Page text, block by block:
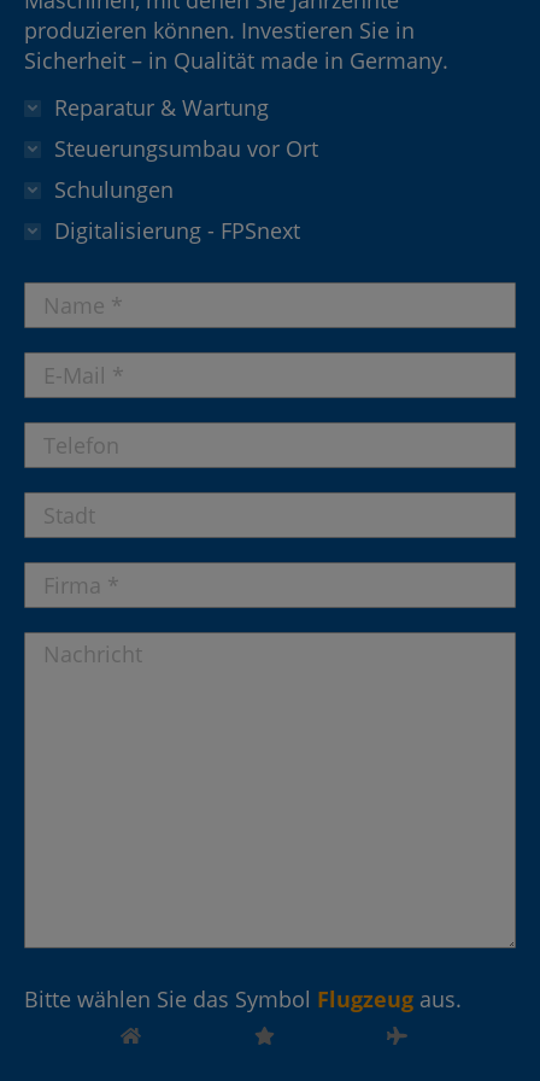
produzieren können. Investieren Sie in
Sicherheit – in Qualität made in Germany.
Reparatur & Wartung
Steuerungsumbau vor Ort
Schulungen
Digitalisierung - FPSnext
Bitte wählen Sie das Symbol Flugzeug aus.